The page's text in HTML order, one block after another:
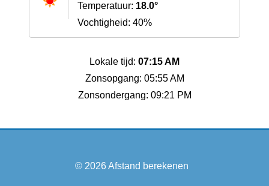
Temperatuur: 18.0°
Vochtigheid: 40%
Lokale tijd: 07:15 AM
Zonsopgang: 05:55 AM
Zonsondergang: 09:21 PM
© 2026Afstand berekenen